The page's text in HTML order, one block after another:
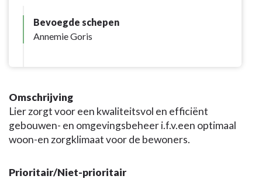
Bevoegde schepen
Annemie Goris
Omschrijving
Lier zorgt voor een kwaliteitsvol en efficiënt
gebouwen- en omgevingsbeheer i.f.v.een optimaal
woon-en zorgklimaat voor de bewoners.
Prioritair/Niet-prioritair